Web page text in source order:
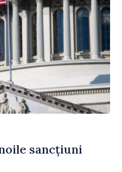
sancțiuni